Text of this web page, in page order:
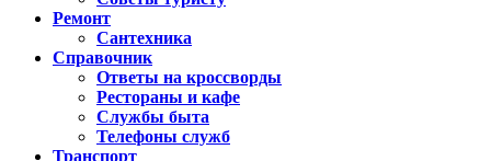
Ремонт
Сантехника
Справочник
Ответы на кроссворды
Рестораны и кафе
Службы быта
Телефоны служб
Транспорт